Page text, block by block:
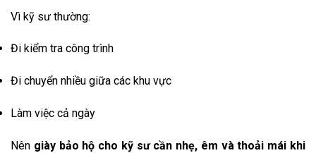
Vì kỹ sư thường:
Đi kiểm tra công trình
Đi chuyển nhiều giữa các khu vực
Làm việc cả ngày
Nên giày bảo hộ cho kỹ sư cần nhẹ, êm và thoải mái khi